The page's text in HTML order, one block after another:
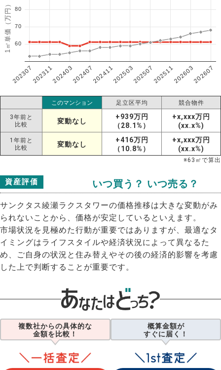
1㎡単価（万円）
202307202311202403202407202411202503202507202511202603202607
60
70
80
このマンション 足立区平均 競合物件
3年前と
比較
変動なし
+939万円
（28.1%）
+x,xxx万円
(xx.x%)
1年前と
比較
変動なし
+416万円
（10.8%）
+x,xxx万円
(xx.x%)
※63 ㎡で算出
資産評価 いつ買う？ いつ売る？
サンクタス綾瀬ラクスタワーの価格推移は大きな変動がみ
られないことから、価格が安定しているといえます。
市場状況を見極めた行動が重要ではありますが、最適なタ
イミングはライフスタイルや経済状況によって異なるた
め、ご自身の状況と住み替えやその後の経済的影響を考慮
した上で判断することが重要です。
複数社からの具体的な
金額を比較！
概算金額が
すぐに届く！